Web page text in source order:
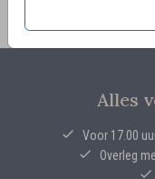
Alles
Voor 17.00
Overleg